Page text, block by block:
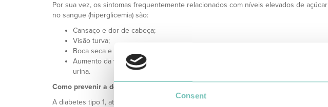
Consent
Por sua vez, os sintomas frequentemente relacionados com níveis elevados de açúcar
no sangue (hiperglicemia) são:
Cansaço e dor de cabeça;
Visão turva;
Boca seca e sede constante;
Aumento da vontade de urinar e aumento da frequência urinária e do volume da
urina.
Como prevenir a doença?
A diabetes tipo 1, atualmente, não pode ser evitada. Quanto à diabetes tipo 2, existem